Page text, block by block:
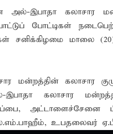
தடுப்பதற்காக
சிறைக்கூடத்தை வீடியோ
அல்-இபாதா கலாசார
போட்டிகள்
சனிக்கிழமை மாலை
மன்றத்தின் கலாசார
இபாதா கலாசார
அட்டாளைச்சேனை
உபதலைவர்